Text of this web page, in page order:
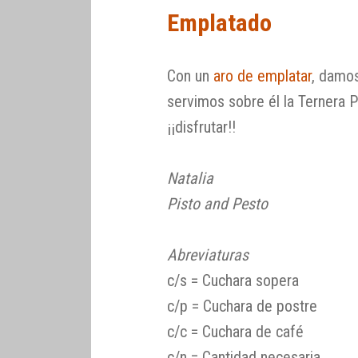
Emplatado
Con un aro de emplatar,
servimos sobre él la Ternera
¡¡disfrutar!!
Natalia
Pisto and Pesto
Abreviaturas
c/s = Cuchara sopera
c/p = Cuchara de postre
c/c = Cuchara de café